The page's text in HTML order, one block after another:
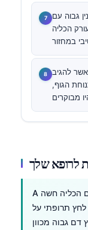
גבוה עם
הכליה
להגיב
הגוף,
לרופא שלך
A הכליה חשה
תרופתי על
דם גבוה מכוון